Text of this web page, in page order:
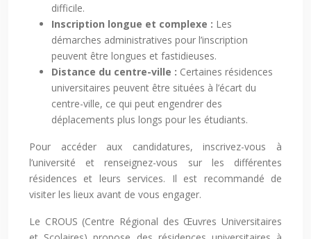
difficile.
Inscription longue et complexe : Les
démarches administratives pour l’inscription
peuvent être longues et fastidieuses.
Distance du centre-ville : Certaines résidences
universitaires peuvent être situées à l’écart du
centre-ville, ce qui peut engendrer des
déplacements plus longs pour les étudiants.
Pour accéder aux candidatures, inscrivez-vous à
l’université et renseignez-vous sur les différentes
résidences et leurs services. Il est recommandé de
visiter les lieux avant de vous engager.
Le CROUS (Centre Régional des Œuvres Universitaires